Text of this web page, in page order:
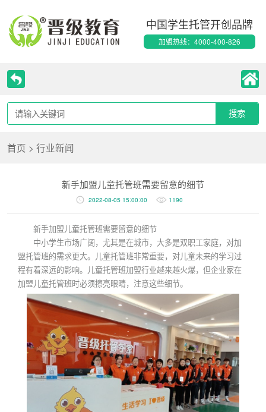
中国学生托管开创品牌
加盟热线：4000-400-826
首页 > 行业新闻
新手加盟儿童托管班需要留意的细节
2022-08-05 15:00:00 1190
新手加盟儿童托管班需要留意的细节
中小学生市场广阔，尤其是在城市，大多是双职工家庭，对加
盟托管班的需求更大。儿童托管班非常重要，对儿童未来的学习过
程有着深远的影响。儿童托管班加盟行业越来越火爆，但企业家在
加盟儿童托管班时必须擦亮眼睛，注意这些细节。